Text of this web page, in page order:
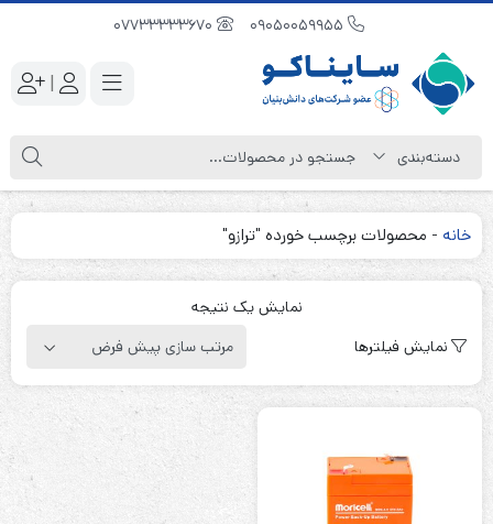
|
خانه - محصولات برچسب خورده "ترازو"
نمایش یک نتیجه
نمایش فیلترها